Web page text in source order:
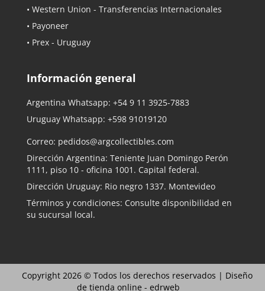
• Western Union - Transferencias Internacionales
• Payoneer
• Prex - Uruguay
Información general
Argentina Whatsapp: +54 9 11 3925-7883
Uruguay Whatsapp: +598 91019120
Correo: pedidos@argcollectibles.com
Dirección Argentina: Teniente Juan Domingo Perón
1111, piso 10 - oficina 1001. Capital federal.
Dirección Uruguay: Rio negro 1337. Montevideo
Términos y condiciones: Consulte disponibilidad en
su sucursal local.
Copyright 2026 © Todos los derechos reservados | Diseño
de tienda online - edrweb